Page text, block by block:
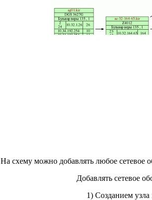
На схему можно добавлять любое сетевое
Добавлять сетевое
1) Созданием